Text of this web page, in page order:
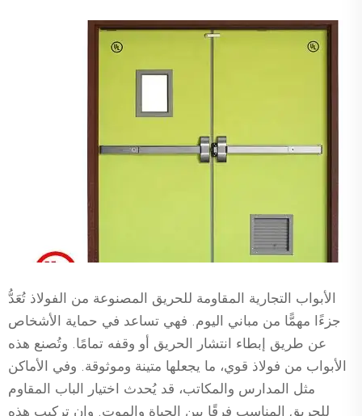
الأبواب التجارية المقاومة للحريق المصنوعة من الفولاذ تُعَدُّ
جزءًا مهمًّا من مباني اليوم. فهي تساعد في حماية الأشخاص
عن طريق إبطاء انتشار الحريق أو وقفه تمامًا. وتُصنع هذه
الأبواب من فولاذ قوي، ما يجعلها متينة وموثوقة. وفي الأماكن
مثل المدارس والمكاتب، قد يُحدث اختيار الباب المقاوم
للحريق المناسب فرقًا بين الحياة والموت. وإن تركيب هذه